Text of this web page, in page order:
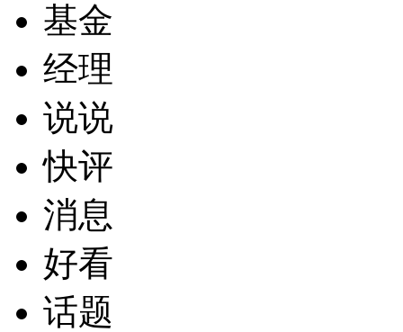
基金
经理
说说
快评
消息
好看
话题